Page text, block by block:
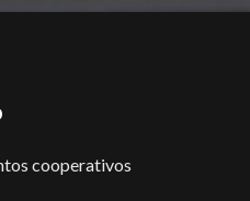
cooperativos